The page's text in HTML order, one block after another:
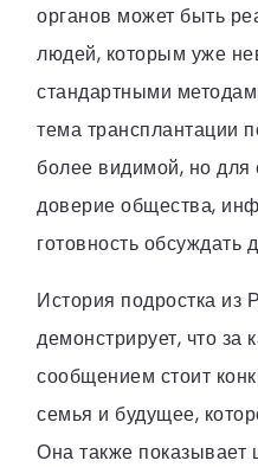
органов может быть
людей, которым уже
стандартными
тема трансплантации
более видимой, но для
доверие общества,
готовность обсуждать
История подростка из
демонстрирует, что за
сообщением стоит
семья и будущее,
Она также показывает